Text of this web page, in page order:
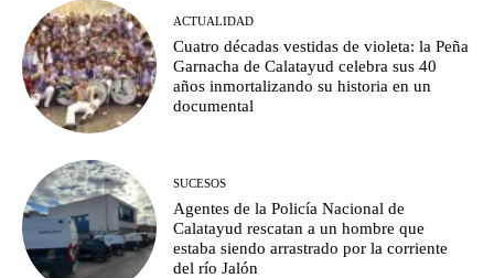
ACTUALIDAD
Cuatro décadas vestidas de violeta: la Peña
Garnacha de Calatayud celebra sus 40
años inmortalizando su historia en un
documental
SUCESOS
Agentes de la Policía Nacional de
Calatayud rescatan a un hombre que
estaba siendo arrastrado por la corriente
del río Jalón